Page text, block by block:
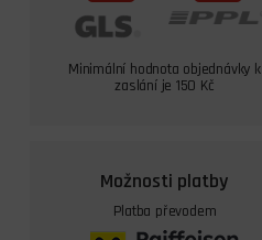
Minimální hodnota objednávky k
zaslání je 150 Kč
Možnosti platby
Platba převodem